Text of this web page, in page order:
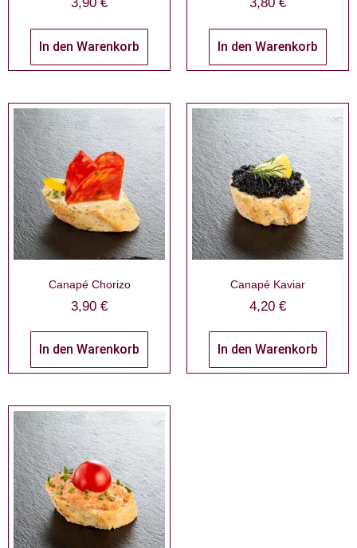
In den Warenkorb In den Warenkorb
Canapé Chorizo
3,90 €
In den Warenkorb
Canapé Kaviar
4,20 €
In den Warenkorb